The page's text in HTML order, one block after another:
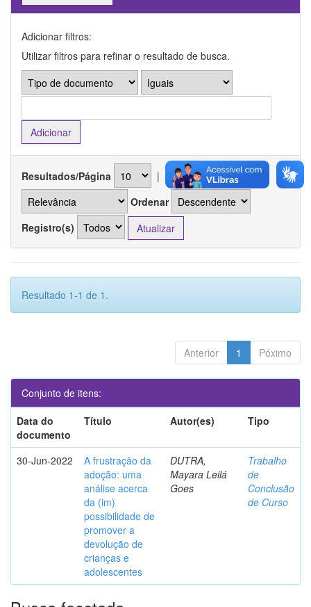
Adicionar filtros:
Utilizar filtros para refinar o resultado de busca.
Resultados/Página |
Ordenar registros por
Ordenar
Registro(s)
Resultado 1-1 de 1.
Anterior 1 Póximo
Conjunto de itens:
Data do
documento
Título Autor(es) Tipo
30-Jun-2022
A frustração da
adoção: uma
análise acerca
da (im)
possibilidade de
promover a
devolução de
crianças e
adolescentes
DUTRA,
Mayara Leilá
Goes
Trabalho
de
Conclusão
de Curso